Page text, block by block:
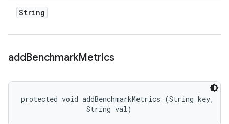
String
addBenchmarkMetrics
protected void addBenchmarkMetrics (String key,
                String val)